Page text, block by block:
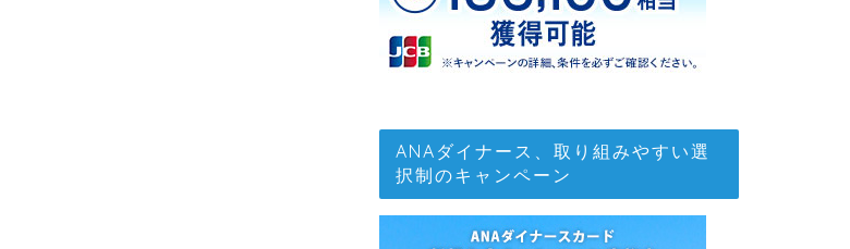
ANAダイナース、取り組みやすい選
択制のキャンペーン